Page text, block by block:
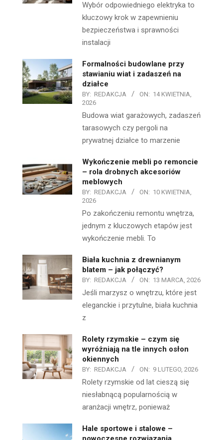
Wybór odpowiedniego elektryka to
kluczowy krok w zapewnieniu
bezpieczeństwa i sprawności
instalacji
Formalności budowlane przy
stawianiu wiat i zadaszeń na
działce
BY: REDAKCJA ON: 14 KWIETNIA,
2026
Budowa wiat garażowych, zadaszeń
tarasowych czy pergoli na
prywatnej działce to marzenie
Wykończenie mebli po remoncie
– rola drobnych akcesoriów
meblowych
BY: REDAKCJA ON: 10 KWIETNIA,
2026
Po zakończeniu remontu wnętrza,
jednym z kluczowych etapów jest
wykończenie mebli. To
Biała kuchnia z drewnianym
blatem – jak połączyć?
BY: REDAKCJA ON: 13 MARCA, 2026
Jeśli marzysz o wnętrzu, które jest
eleganckie i przytulne, biała kuchnia
z
Rolety rzymskie – czym się
wyróżniają na tle innych osłon
okiennych
BY: REDAKCJA ON: 9 LUTEGO, 2026
Rolety rzymskie od lat cieszą się
niesłabnącą popularnością w
aranżacji wnętrz, ponieważ
Hale sportowe i stalowe –